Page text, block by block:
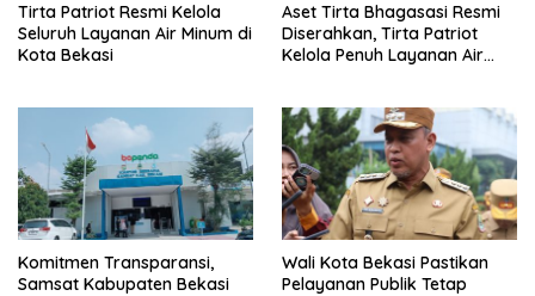
Tirta Patriot Resmi Kelola
Seluruh Layanan Air Minum di
Kota Bekasi
Aset Tirta Bhagasasi Resmi
Diserahkan, Tirta Patriot
Kelola Penuh Layanan Air
Komitmen Transparansi,
Samsat Kabupaten Bekasi
Wali Kota Bekasi Pastikan
Pelayanan Publik Tetap